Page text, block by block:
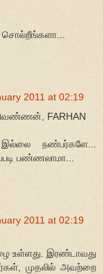
சொல்றீங்களா...
2011 at 02:19
FARHAN
நண்பர்களே...
பண்ணலாமா...
2011 at 02:19
உள்ளது. இரண்டாவது
முதலில் அவற்றை